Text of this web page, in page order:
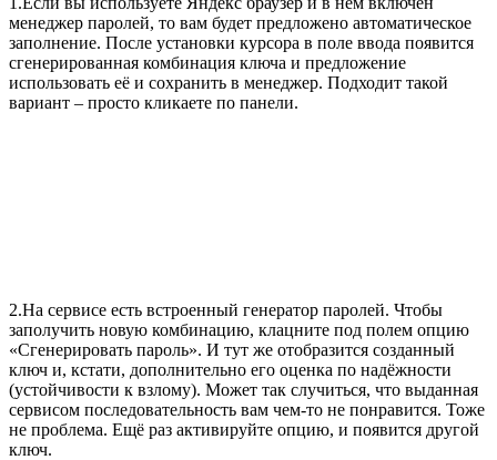
менеджер паролей, то вам будет предложено автоматическое
заполнение. После установки курсора в поле ввода появится
сгенерированная комбинация ключа и предложение
использовать её и сохранить в менеджер. Подходит такой
вариант – просто кликаете по панели.
2.На сервисе есть встроенный генератор паролей. Чтобы
заполучить новую комбинацию, клацните под полем опцию
«Сгенерировать пароль». И тут же отобразится созданный
ключ и, кстати, дополнительно его оценка по надёжности
(устойчивости к взлому). Может так случиться, что выданная
сервисом последовательность вам чем-то не понравится. Тоже
не проблема. Ещё раз активируйте опцию, и появится другой
ключ.